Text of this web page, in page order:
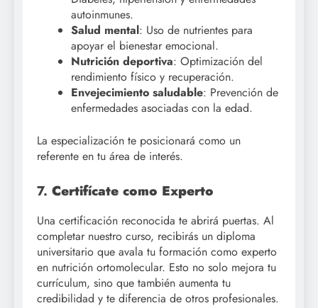
autoinmunes.
Salud mental: Uso de nutrientes para
apoyar el bienestar emocional.
Nutrición deportiva: Optimización del
rendimiento físico y recuperación.
Envejecimiento saludable: Prevención de
enfermedades asociadas con la edad.
La especialización te posicionará como un
referente en tu área de interés.
7. Certifícate como Experto
Una certificación reconocida te abrirá puertas. Al
completar nuestro curso, recibirás un diploma
universitario que avala tu formación como experto
en nutrición ortomolecular. Esto no solo mejora tu
currículum, sino que también aumenta tu
credibilidad y te diferencia de otros profesionales.